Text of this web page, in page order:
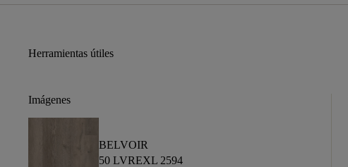
Herramientas útiles
Imágenes
BELVOIR
50 LVREXL 2594